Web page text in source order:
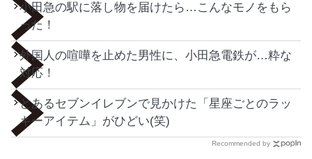
小田急の駅に落し物を届けたら…こんなモノをもら
った！
外国人の喧嘩を止めた男性に、小田急電鉄が…粋な
対応！
とあるセブンイレブンで見かけた「星座ごとのラッ
キーアイテム」がひどい(笑)
Recommended by